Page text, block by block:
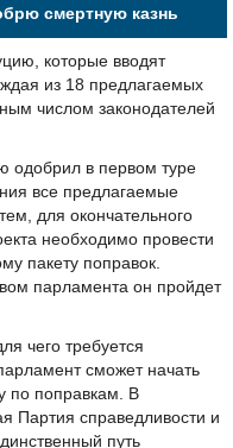
смертную казнь
которые вводят
из 18 предлагаемых
числом законодателей
одобрил в первом туре
все предлагаемые
для окончательного
необходимо провести
пакету поправок.
парламента он пройдет
чего требуется
сможет начать
по поправкам. В
Партия справедливости и
путь